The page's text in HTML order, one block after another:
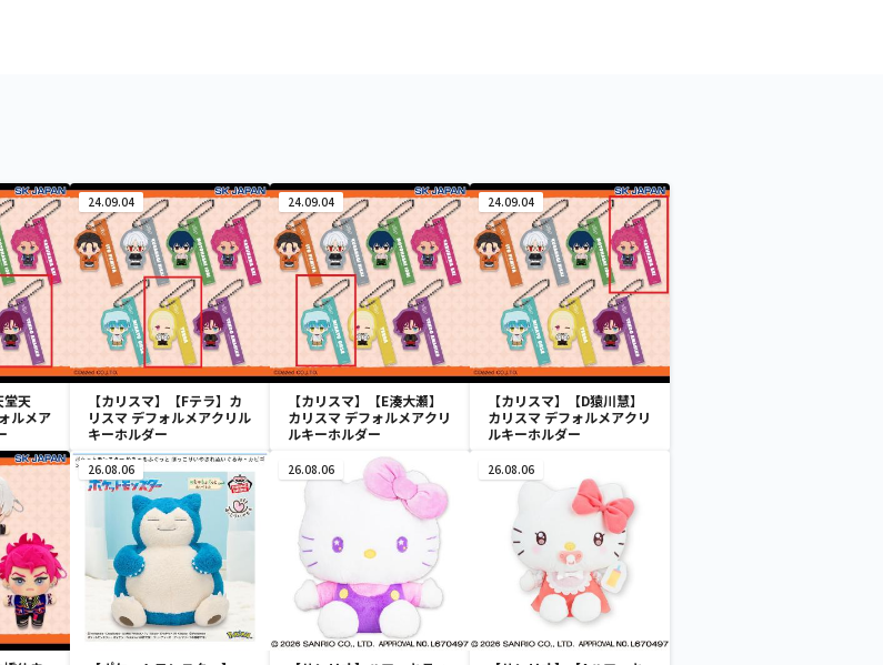
堂天
ルメア
24.09.04
【カリスマ】【Fテラ】カ
リスマ デフォルメアクリル
キーホルダー
24.09.04
【カリスマ】【E湊大瀬】
カリスマ デフォルメアクリ
ルキーホルダー
24.09.04
【カリスマ】【D猿川慧】
カリスマ デフォルメアクリ
ルキーホルダー
26.08.06 26.08.06 26.08.06